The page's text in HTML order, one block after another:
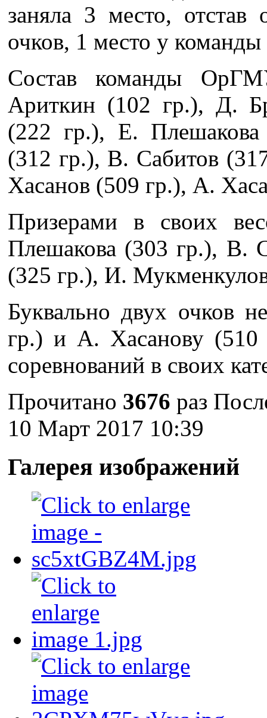
заняла 3 место,
очков, 1 место у
Состав команды
Ариткин (102 гр.), Д.
(222 гр.), Е.
(312 гр.), В. Сабитов
Хасанов (509 гр.), А.
Призерами в своих
Плешакова (303 гр.), В.
(325 гр.), И.
Буквально двух очков
гр.) и А. Хасанову (510
соревнований в своих
Прочитано 3676 раз
10 Март 2017 10:39
Галерея изображений